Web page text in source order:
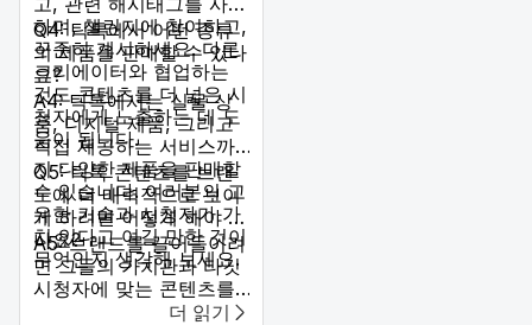
하며, 챌린지에 참여하고,
꾸준히 게시하세요. 다른
크리에이터와 협업하는
것도 콘텐츠를 더 넓은 시
청자에게 노출하는 데 도
움이 됩니다.
Q4: 틱톡에서 어떤 종류
의 제품을 판매할 수 있나
요?
A4: 틱톡에서는 실물 상
품, 디지털 제품, 그리고
직접 제공하는 서비스까
지 다양한 제품을 판매할
수 있습니다. 여러분의 고
유한 기술과 시청자가 가
치 있다고 여길 만한 것이
무엇인지 생각해 보세요.
Q5: 틱톡 콘텐츠를 브랜
드에 더 매력적으로 보이
게 하려면 어떻게 해야 하
나요?
A5: 브랜드를 끌어들이려
면 그들의 가치관과 타깃
시청자에 맞는 콘텐츠를
만드세요. 여러분의 개성
더 읽기